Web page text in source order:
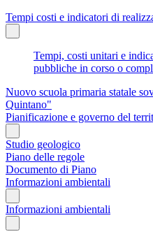
Tempi costi e indicatori di
Tempi, costi unitari e
pubbliche in corso o
Nuovo scuola primaria statale
Quintano"
Pianificazione e governo del
Studio geologico
Piano delle regole
Documento di Piano
Informazioni ambientali
Informazioni ambientali